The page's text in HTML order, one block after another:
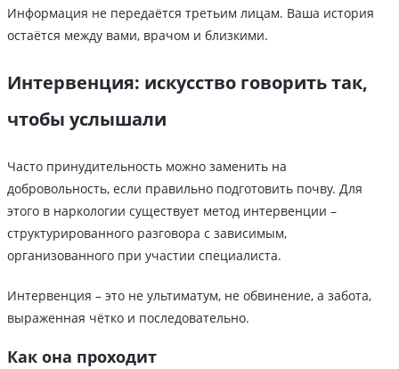
Информация не передаётся третьим лицам. Ваша история
остаётся между вами, врачом и близкими.
Интервенция: искусство говорить так,
чтобы услышали
Часто принудительность можно заменить на
добровольность, если правильно подготовить почву. Для
этого в наркологии существует метод интервенции –
структурированного разговора с зависимым,
организованного при участии специалиста.
Интервенция – это не ультиматум, не обвинение, а забота,
выраженная чётко и последовательно.
Как она проходит